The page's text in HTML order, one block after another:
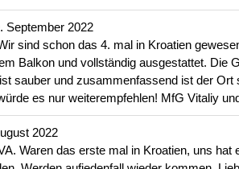
September 2022
sind schon das 4. mal in Kroatien
Balkon und vollständig ausgestattet. Die
sauber und zusammenfassend ist der
es nur weiterempfehlen! MfG Vitaliy
2022
Waren das erste mal in Kroatien, uns